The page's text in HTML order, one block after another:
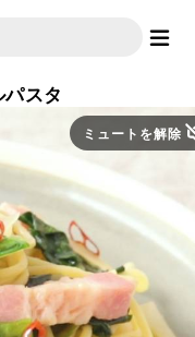
パスタ
ミュートを解除